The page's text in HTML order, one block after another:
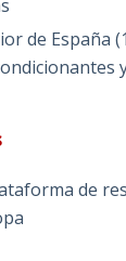
de España
de